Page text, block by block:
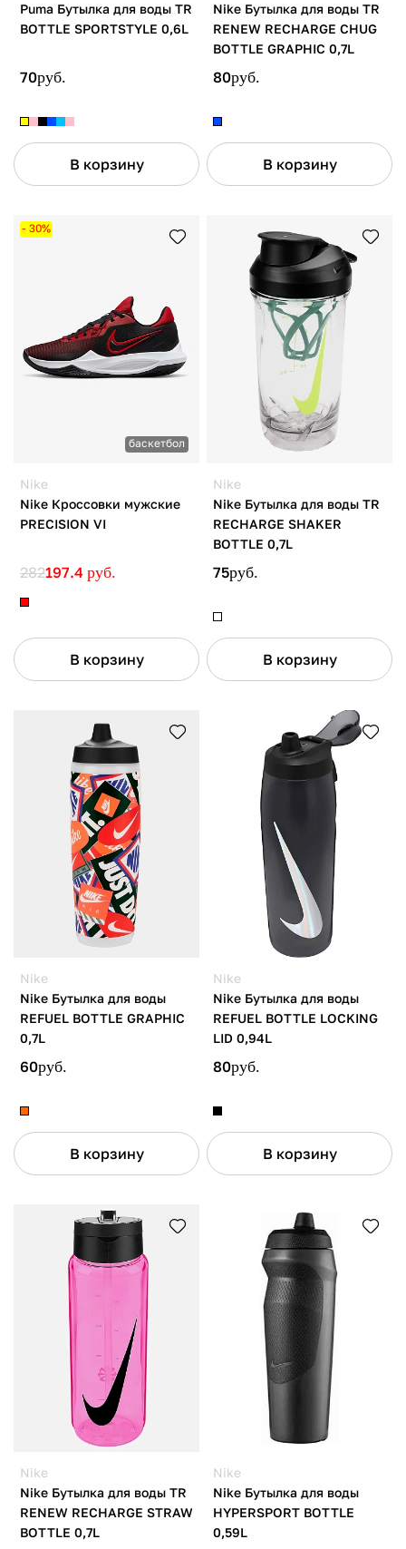
Puma Бутылка для воды TR
BOTTLE SPORTSTYLE 0,6L
70руб.
В корзину
Nike Бутылка для воды TR
RENEW RECHARGE CHUG
BOTTLE GRAPHIC 0,7L
80руб.
В корзину
- 30%
баскетбол
Nike
Nike Кроссовки мужские
PRECISION VI
282197.4 руб.
В корзину
Nike
Nike Бутылка для воды TR
RECHARGE SHAKER
BOTTLE 0,7L
75руб.
В корзину
Nike
Nike Бутылка для воды
REFUEL BOTTLE GRAPHIC
0,7L
60руб.
В корзину
Nike
Nike Бутылка для воды
REFUEL BOTTLE LOCKING
LID 0,94L
80руб.
В корзину
Nike
Nike Бутылка для воды TR
RENEW RECHARGE STRAW
BOTTLE 0,7L
Nike
Nike Бутылка для воды
HYPERSPORT BOTTLE
0,59L